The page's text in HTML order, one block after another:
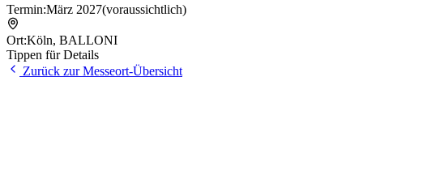
Termin:März 2027(voraussichtlich)
Ort:Köln, BALLONI
Tippen für Details
Zurück zur Messeort-Übersicht